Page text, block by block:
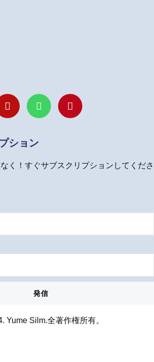
I
n
s
a
g
a
L
i
n
P
i
n
s
ション
く！すぐサブスクリプションしてくださ
発信
Yume Silm.全著作権所有。